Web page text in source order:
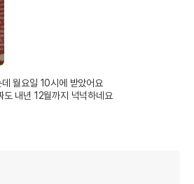
월요일 10시에 받았어요
내년 12월까지 넉넉하네요